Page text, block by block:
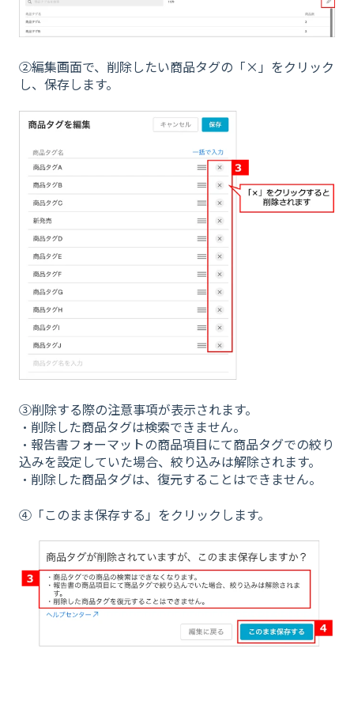
②編集画面で、削除したい商品タグの「×」をクリック
し、保存します。
③削除する際の注意事項が表示されます。
・削除した商品タグは検索できません。
・報告書フォーマットの商品項目にて商品タグでの絞り
込みを設定していた場合、絞り込みは解除されます。
・削除した商品タグは、復元することはできません。
④「このまま保存する」をクリックします。